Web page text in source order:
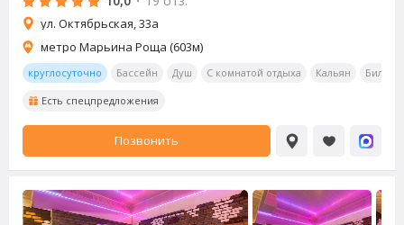
ул. Октябрьская, 33а
метро Марьина Роща (603м)
круглосуточно Бассейн Душ С комнатой отдыха Кальян
Есть спецпредложения
Позвонить